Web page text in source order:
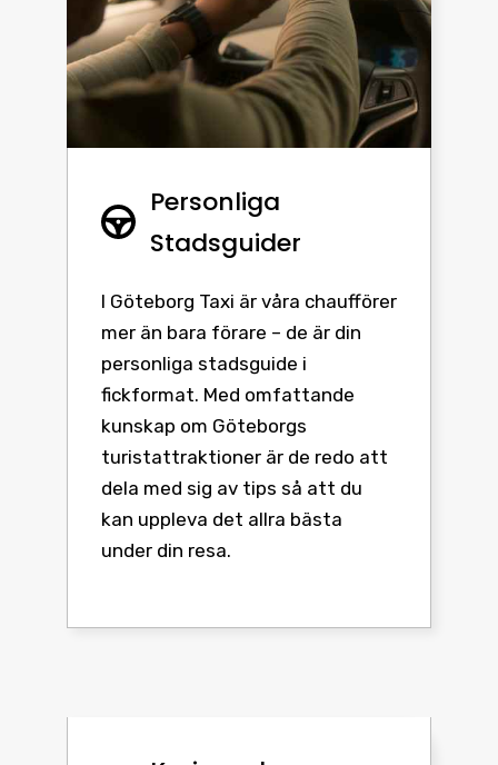
Personliga
Stadsguider
I Göteborg Taxi är våra chaufförer
mer än bara förare – de är din
personliga stadsguide i
fickformat. Med omfattande
kunskap om Göteborgs
turistattraktioner är de redo att
dela med sig av tips så att du
kan uppleva det allra bästa
under din resa.